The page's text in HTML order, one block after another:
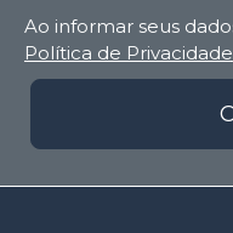
Ao informar seus
Política de Privacidade